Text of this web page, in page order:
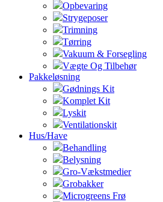
Opbevaring
Strygeposer
Trimning
Tørring
Vakuum & Forsegling
Vægte Og Tilbehør
Pakkeløsning
Gødnings Kit
Komplet Kit
Lyskit
Ventilationskit
Hus/Have
Behandling
Belysning
Gro-Vækstmedier
Grobakker
Microgreens Frø